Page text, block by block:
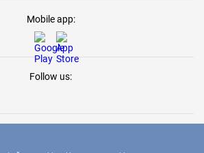
Mobile app:
Follow us: